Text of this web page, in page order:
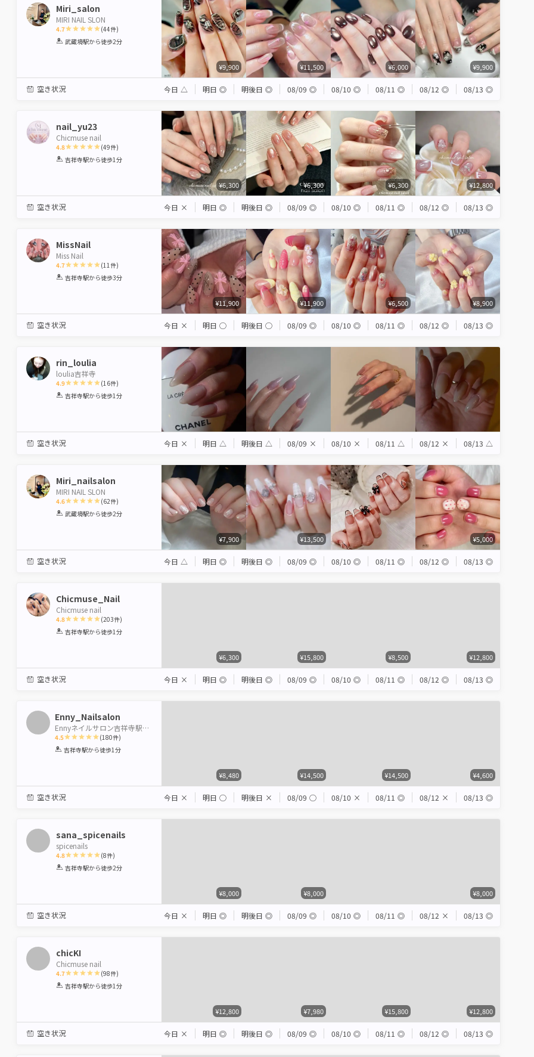
Miri_salon
MIRI NAIL SLON
4.7
1 2 3 4 5
(44件)
武蔵境駅から徒歩2分
¥9,900 ¥11,500 ¥6,000 ¥9,900
空き状況 今日 △ 明日 ◎ 明後日 ◎ 08/09 ◎ 08/10 ◎ 08/11 ◎ 08/12 ◎ 08/13 ◎
nail_yu23
Chicmuse nail
4.8
1 2 3 4 5
(49件)
吉祥寺駅から徒歩1分
¥6,300 ¥6,300 ¥6,300 ¥12,800
空き状況 今日 × 明日 ◎ 明後日 ◎ 08/09 ◎ 08/10 ◎ 08/11 ◎ 08/12 ◎ 08/13 ◎
MissNail
Miss Nail
4.7
1 2 3 4 5
(11 件)
吉祥寺駅から徒歩3分
¥11,900 ¥11,900 ¥6,500 ¥8,900
空き状況 今日 × 明日 ◯ 明後日 ◯ 08/09 ◎ 08/10 ◎ 08/11 ◎ 08/12 ◎ 08/13 ◎
rin_loulia
loulia吉祥寺
4.9
1 2 3 4 5
(16件)
吉祥寺駅から徒歩1分
空き状況 今日 × 明日 △ 明後日 △ 08/09 × 08/10 × 08/11 △ 08/12 × 08/13 △
Miri_nailsalon
MIRI NAIL SLON
4.6
1 2 3 4 5
(62件)
武蔵境駅から徒歩2分
¥7,900 ¥13,500 ¥5,000
空き状況 今日 △ 明日 ◎ 明後日 ◎ 08/09 ◎ 08/10 ◎ 08/11 ◎ 08/12 ◎ 08/13 ◎
Chicmuse_Nail
Chicmuse nail
4.8
1 2 3 4 5
(203件)
吉祥寺駅から徒歩1分
¥6,300 ¥15,800 ¥8,500 ¥12,800
空き状況 今日 × 明日 ◎ 明後日 ◎ 08/09 ◎ 08/10 ◎ 08/11 ◎ 08/12 ◎ 08/13 ◎
Enny_Nailsalon
Ennyネイルサロン吉祥寺駅前店
4.5
1 2 3 4 5
(180件)
吉祥寺駅から徒歩1分
¥8,480 ¥14,500 ¥14,500 ¥4,600
空き状況 今日 × 明日 ◯ 明後日 × 08/09 ◯ 08/10 × 08/11 ◎ 08/12 × 08/13 ◎
sana_spicenails
spicenails
4.8
1 2 3 4 5
(8件)
吉祥寺駅から徒歩2分
¥8,000 ¥8,000 ¥8,000
空き状況 今日 × 明日 ◎ 明後日 ◎ 08/09 ◎ 08/10 ◎ 08/11 ◎ 08/12 × 08/13 ◎
chicKI
Chicmuse nail
4.7
1 2 3 4 5
(98件)
吉祥寺駅から徒歩1分
¥12,800 ¥7,980 ¥15,800 ¥12,800
空き状況 今日 × 明日 ◎ 明後日 ◎ 08/09 ◎ 08/10 ◎ 08/11 ◎ 08/12 ◎ 08/13 ◎